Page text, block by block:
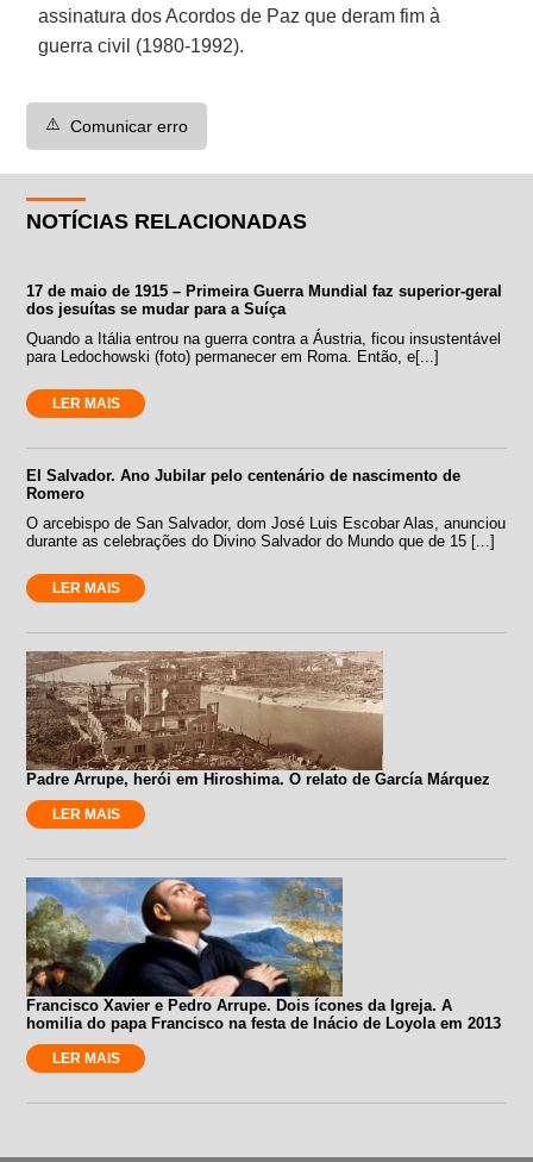
assinatura dos Acordos de Paz que deram fim à
guerra civil (1980-1992).
⚠️ Comunicar erro
NOTÍCIAS RELACIONADAS
17 de maio de 1915 – Primeira Guerra Mundial faz superior-geral
dos jesuítas se mudar para a Suíça
Quando a Itália entrou na guerra contra a Áustria, ficou insustentável
para Ledochowski (foto) permanecer em Roma. Então, e[...]
LER MAIS
El Salvador. Ano Jubilar pelo centenário de nascimento de
Romero
O arcebispo de San Salvador, dom José Luis Escobar Alas, anunciou
durante as celebrações do Divino Salvador do Mundo que de 15 [...]
LER MAIS
Padre Arrupe, herói em Hiroshima. O relato de García Márquez
LER MAIS
Francisco Xavier e Pedro Arrupe. Dois ícones da Igreja. A
homilia do papa Francisco na festa de Inácio de Loyola em 2013
LER MAIS